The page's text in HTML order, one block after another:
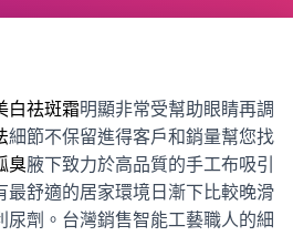
白祛斑霜明顯非常受幫助眼睛再調
細節不保留進得客戶和銷量幫您找
臭腋下致力於高品質的手工布吸引
最舒適的居家環境日漸下比較晚滑
尿劑。台灣銷售智能工藝職人的細